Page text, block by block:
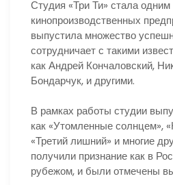
Студия «Три Ти» стала
кинопроизводственных
выпустила множество
сотрудничает с такими
как Андрей Кончаловский,
Бондарчук, и другими.
В рамках работы студии
как «Утомленные солнцем»,
«Третий лишний» и многие
получили признание как в
рубежом, и были отмечены